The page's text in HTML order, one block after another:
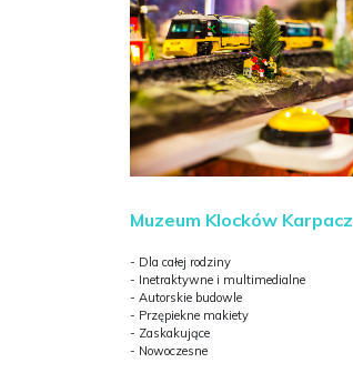
Muzeum Klocków Karpacz
- Dla całej rodziny
- Inetraktywne i multimedialne
- Autorskie budowle
- Przępiekne makiety
- Zaskakujące
- Nowoczesne